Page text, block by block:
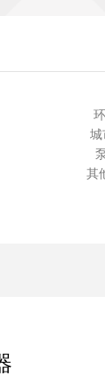
控制 环保
城市供
业和压
液压和